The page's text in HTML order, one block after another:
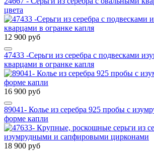
цвета
12 900 руб
47433 -Cерьги из серебра с подвесками
кварцами в огранке капля
16 900 руб
89041- Колье из серебра 925 пробы с
форме капли
18 900 руб